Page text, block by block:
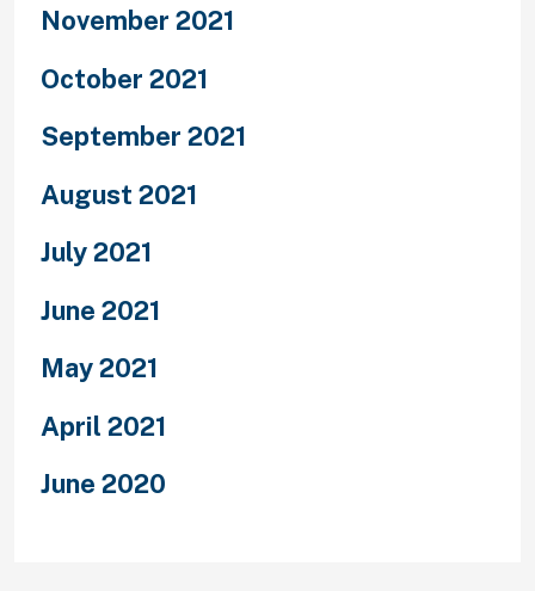
November 2021
October 2021
September 2021
August 2021
July 2021
June 2021
May 2021
April 2021
June 2020